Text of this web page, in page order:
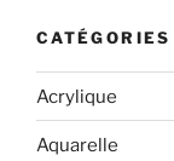
CATÉGORIES
Acrylique
Aquarelle